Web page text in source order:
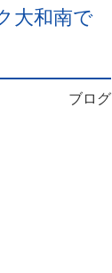
大和南で
ブログ